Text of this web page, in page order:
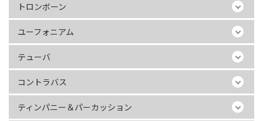
トロンボーン
ユーフォニアム
テューバ
コントラバス
ティンパニー＆パーカッション